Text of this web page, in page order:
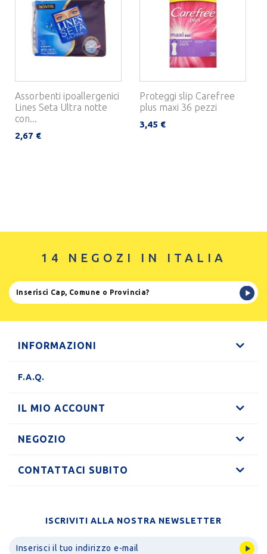
Assorbenti ipoallergenici
Lines Seta Ultra notte
con...
2,67 €
Proteggi slip Carefree
plus maxi 36 pezzi
3,45 €
14 NEGOZI IN ITALIA
INFORMAZIONI
F.A.Q.
IL MIO ACCOUNT
NEGOZIO
CONTATTACI SUBITO
ISCRIVITI ALLA NOSTRA NEWSLETTER